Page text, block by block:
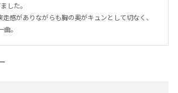
した。
走感がありながらも胸の奥がキュンとして切なく、
。